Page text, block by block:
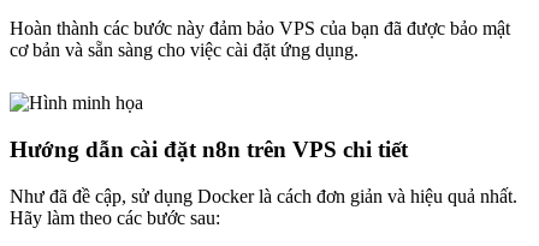
Hoàn thành các bước này đảm bảo VPS của bạn đã được bảo mật
cơ bản và sẵn sàng cho việc cài đặt ứng dụng.
Hướng dẫn cài đặt n8n trên VPS chi tiết
Như đã đề cập, sử dụng Docker là cách đơn giản và hiệu quả nhất.
Hãy làm theo các bước sau: